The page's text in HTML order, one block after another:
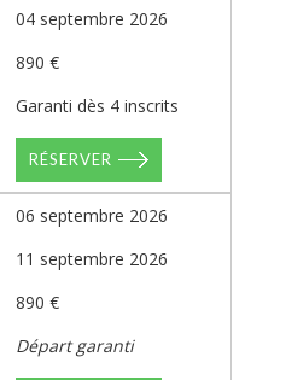
04 septembre 2026
890 €
Garanti dès 4 inscrits
RÉSERVER
06 septembre 2026
11 septembre 2026
890 €
Départ garanti